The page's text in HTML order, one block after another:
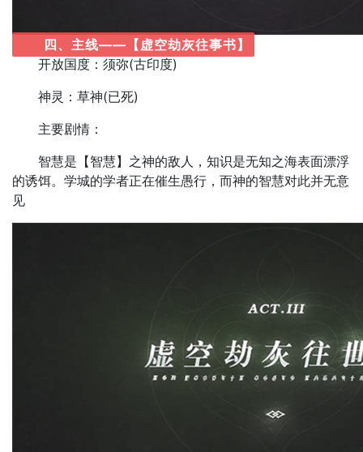
四、主线——【虚空劫灰往事书】
开放国度：须弥(古印度)
神灵：草神(已死)
主要剧情：
智慧是【智慧】之神的敌人，知识是无知之海表面漂浮
的诱饵。学城的学者正在催生愚行，而神的智慧对此并无意
见